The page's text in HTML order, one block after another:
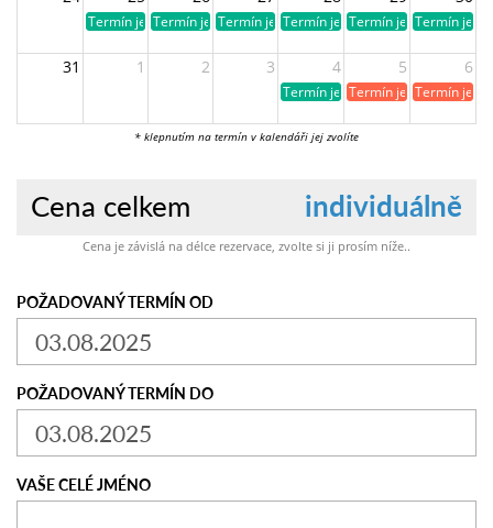
Termín je volnýTermín je volnýTermín je volnýTermín je volnýTermín je volnýTermín je
31 1 2 3 4 5 6
Termín je volnýTermín je již obsazen
Termín je již
* klepnutím na termín v kalendáři jej zvolíte
Cena celkem individuálně
Cena je závislá na délce rezervace, zvolte si ji prosím níže..
POŽADOVANÝ TERMÍN OD
POŽADOVANÝ TERMÍN DO
VAŠE CELÉ JMÉNO